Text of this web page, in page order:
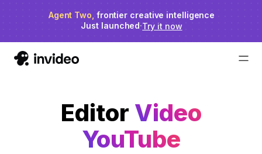
Just launched·
Agent Two, frontier creative intelligence
Try it now
invideo agent ranks #1 on Physion-Arc
Editor Video
YouTube